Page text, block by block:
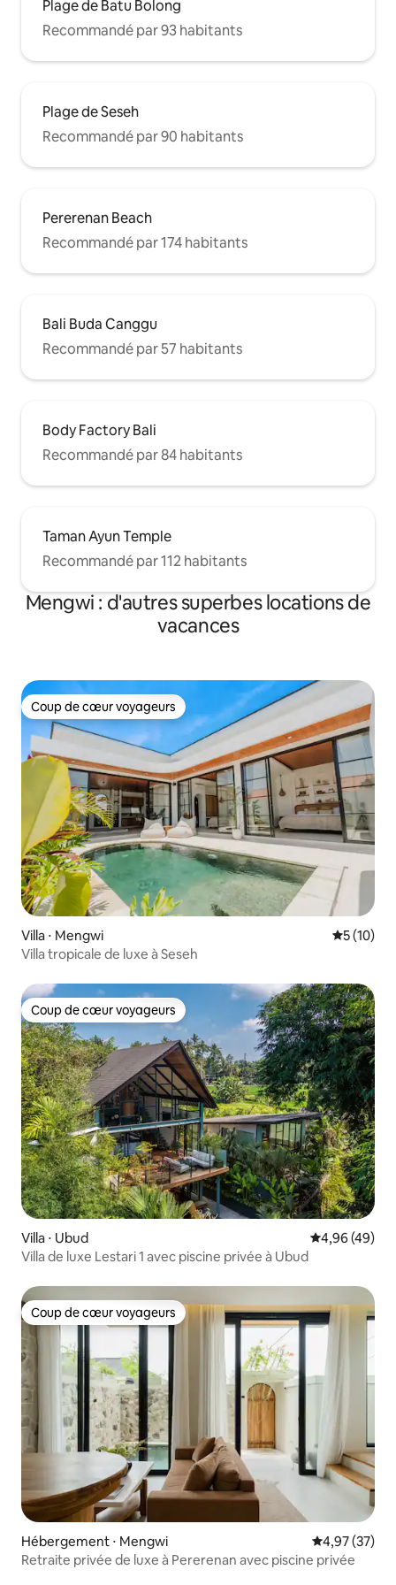
Plage de Batu Bolong
Recommandé par 93 habitants
Plage de Seseh
Recommandé par 90 habitants
Pererenan Beach
Recommandé par 174 habitants
Bali Buda Canggu
Recommandé par 57 habitants
Body Factory Bali
Recommandé par 84 habitants
Taman Ayun Temple
Recommandé par 112 habitants
Mengwi : d'autres superbes locations de
vacances
Coup de cœur voyageurs
Coup de cœur voyageurs
Villa ⋅ Mengwi
5 (10)
Villa tropicale de luxe à Seseh
Coup de cœur voyageurs
Coup de cœur voyageurs
Villa ⋅ Ubud Évaluation
4,96 (49)
Villa de luxe Lestari 1 avec piscine privée à Ubud
Coup de cœur voyageurs
Coup de cœur voyageurs
Hébergement ⋅ Mengwi Évaluation
4,97 (37)
Retraite privée de luxe à Pererenan avec piscine privée